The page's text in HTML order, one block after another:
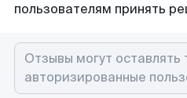
пользователям принять